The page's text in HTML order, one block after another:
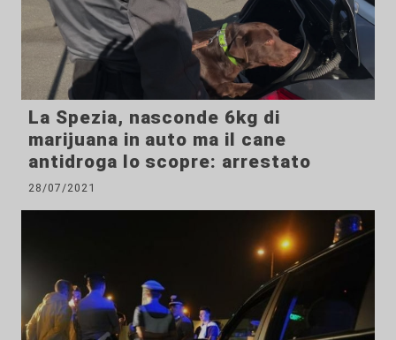
La Spezia, nasconde 6kg di
marijuana in auto ma il cane
antidroga lo scopre: arrestato
28/07/2021